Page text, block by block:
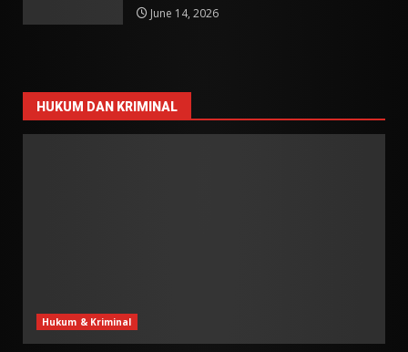
June 14, 2026
HUKUM DAN KRIMINAL
Hukum & Kriminal